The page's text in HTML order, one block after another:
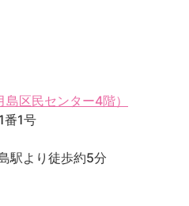
区民センター4階）
1号
駅より徒歩約5分